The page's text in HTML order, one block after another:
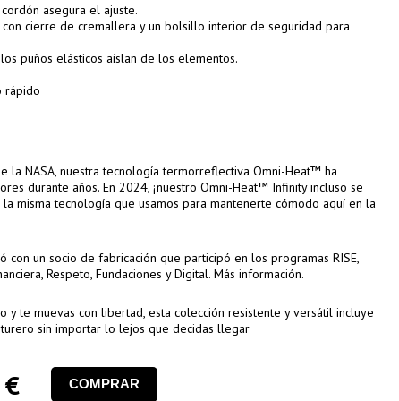
asegura el ajuste.
cierre de cremallera y un bolsillo interior de seguridad para
puños elásticos aíslan de los elementos.
rápido
la NASA, nuestra tecnología termorreflectiva Omni-Heat™ ha
durante años. En 2024, ¡nuestro Omni-Heat™ Infinity incluso se
misma tecnología que usamos para mantenerte cómodo aquí en la
con un socio de fabricación que participó en los programas RISE,
Respeto, Fundaciones y Digital. Más información.
y te muevas con libertad, esta colección resistente y versátil incluye
sin importar lo lejos que decidas llegar
COMPRAR